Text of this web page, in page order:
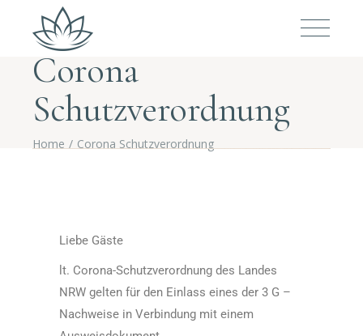
Corona
Schutzverordnung
Home Corona Schutzverordnung
Liebe Gäste
lt. Corona-Schutzverordnung des Landes
NRW gelten für den Einlass eines der 3 G –
Nachweise in Verbindung mit einem